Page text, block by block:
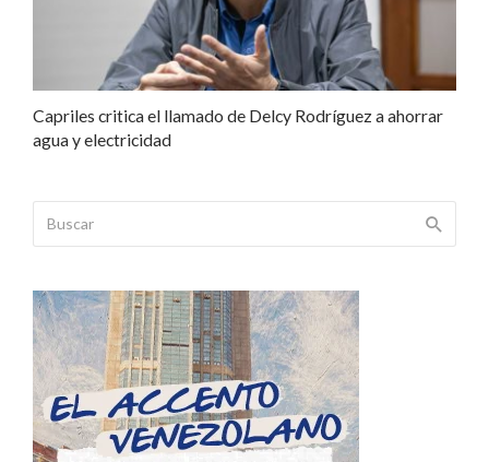
Capriles critica el llamado de Delcy Rodríguez a ahorrar
agua y electricidad